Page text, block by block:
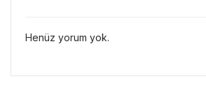
Henüz yorum yok.